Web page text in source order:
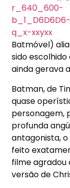
Batmóvel)
sido
ainda gerava
Batman, de
quase
personagem,
profunda
antagonista,
feito
filme agradou
versão de